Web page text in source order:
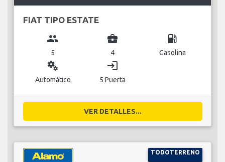
FIAT TIPO ESTATE
group
5
business_center
4
local_gas_station
Gasolina
miscellaneous_services
Automático
login
5 Puerta
VER DETALLES...
TODOTERRENO